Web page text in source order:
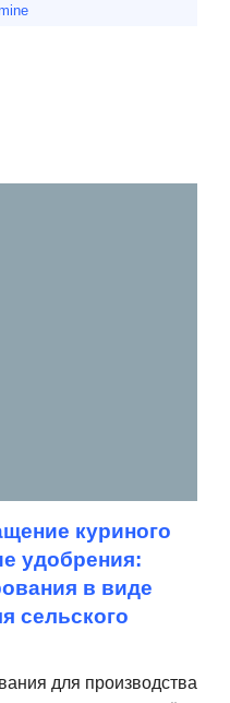
куриного
удобрения:
в виде
сельского
для производства